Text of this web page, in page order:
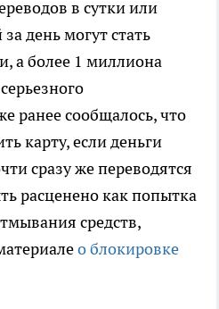
в сутки или
день могут стать
а более 1 миллиона
ранее сообщалось, что
карту, если деньги
сразу же переводятся
расценено как попытка
средств,
о блокировке